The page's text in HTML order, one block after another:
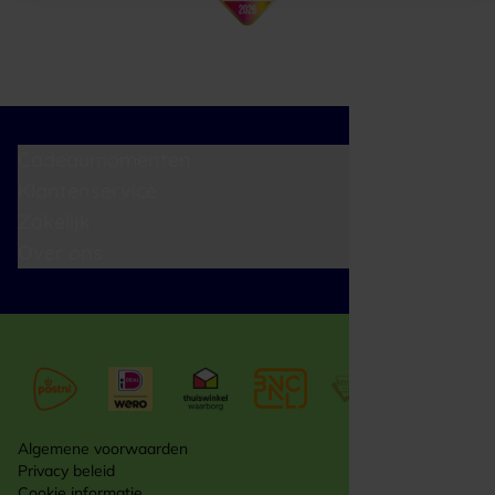
Algemene voorwaarden
Privacy beleid